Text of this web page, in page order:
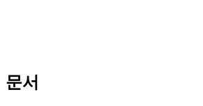
문서